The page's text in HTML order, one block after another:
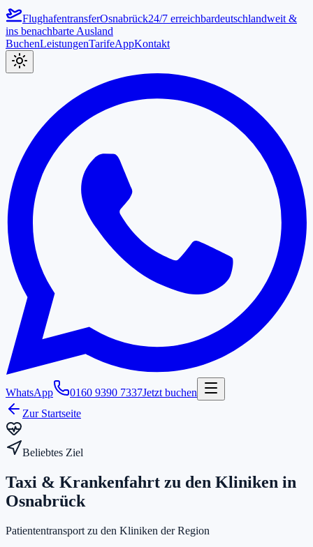
FlughafentransferOsnabrück24/7 erreichbardeutschlandweit &
ins benachbarte Ausland
BuchenLeistungenTarifeAppKontakt
WhatsApp 0160 9390 7337Jetzt buchen
Zur Startseite
Beliebtes Ziel
Taxi & Krankenfahrt zu den Kliniken in
Osnabrück
Patiententransport zu den Kliniken der Region